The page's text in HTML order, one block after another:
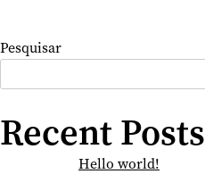
Pesquisar
Recent Posts
Hello world!